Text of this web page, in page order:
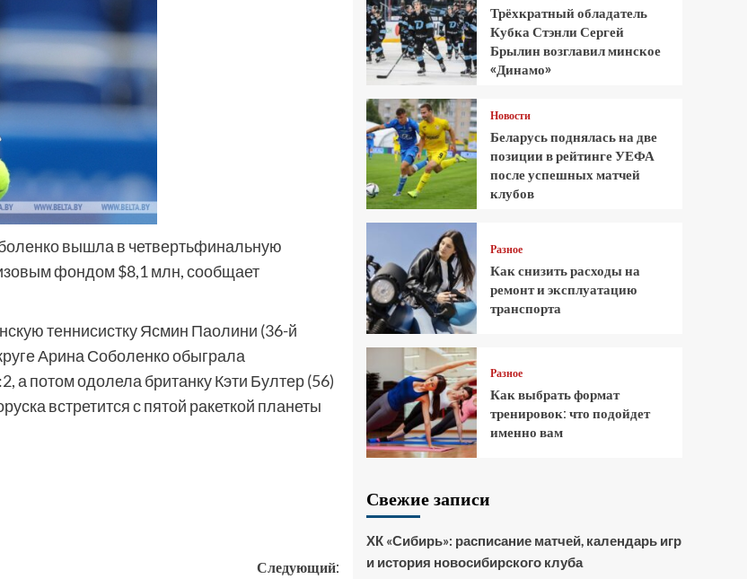
вышла в четвертьфинальную
фондом $8,1 млн, сообщает
теннисистку Ясмин Паолини (36-й
Арина Соболенко обыграла
потом одолела британку Кэти Бултер (56)
встретится с пятой ракеткой планеты
Следующий:
Трёхкратный обладатель
Кубка Стэнли Сергей
Брылин возглавил минское
«Динамо»
Новости
Беларусь поднялась на две
позиции в рейтинге УЕФА
после успешных матчей
клубов
Разное
Как снизить расходы на
ремонт и эксплуатацию
транспорта
Разное
Как выбрать формат
тренировок: что подойдет
именно вам
Свежие записи
ХК «Сибирь»: расписание матчей, календарь игр
и история новосибирского клуба